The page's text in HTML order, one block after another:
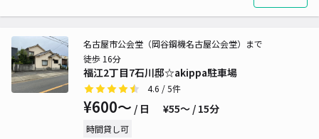
福江2丁目7石川邸☆akippa駐車場
名古屋市公会堂（岡谷鋼機名古屋公会堂）まで
徒歩 16分
4.6 / 5件
¥600〜 / 日 ¥55〜 / 15分
時間貸し可